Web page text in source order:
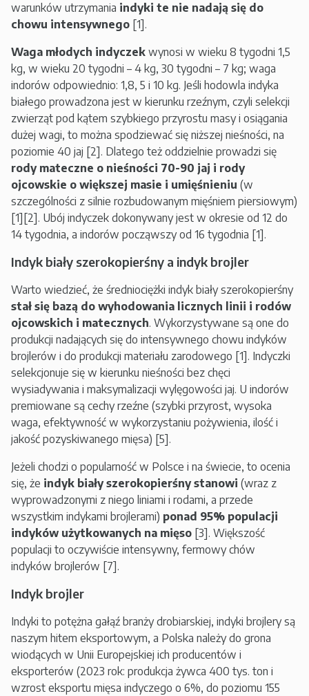
warunków utrzymania indyki te nie nadają się do
chowu intensywnego [1].
Waga młodych indyczek wynosi w wieku 8 tygodni 1,5
kg, w wieku 20 tygodni – 4 kg, 30 tygodni – 7 kg; waga
indorów odpowiednio: 1,8, 5 i 10 kg. Jeśli hodowla indyka
białego prowadzona jest w kierunku rzeźnym, czyli selekcji
zwierząt pod kątem szybkiego przyrostu masy i osiągania
dużej wagi, to można spodziewać się niższej nieśności, na
poziomie 40 jaj [2]. Dlatego też oddzielnie prowadzi się
rody mateczne o nieśności 70-90 jaj i rody
ojcowskie o większej masie i umięśnieniu (w
szczególności z silnie rozbudowanym mięśniem piersiowym)
[1][2]. Ubój indyczek dokonywany jest w okresie od 12 do
14 tygodnia, a indorów począwszy od 16 tygodnia [1].
Indyk biały szerokopierśny a indyk brojler
Warto wiedzieć, że średniociężki indyk biały szerokopierśny
stał się bazą do wyhodowania licznych linii i rodów
ojcowskich i matecznych. Wykorzystywane są one do
produkcji nadających się do intensywnego chowu indyków
brojlerów i do produkcji materiału zarodowego [1]. Indyczki
selekcjonuje się w kierunku nieśności bez chęci
wysiadywania i maksymalizacji wylęgowości jaj. U indorów
premiowane są cechy rzeźne (szybki przyrost, wysoka
waga, efektywność w wykorzystaniu pożywienia, ilość i
jakość pozyskiwanego mięsa) [5].
Jeżeli chodzi o popularność w Polsce i na świecie, to ocenia
się, że indyk biały szerokopierśny stanowi (wraz z
wyprowadzonymi z niego liniami i rodami, a przede
wszystkim indykami brojlerami) ponad 95% populacji
indyków użytkowanych na mięso [3]. Większość
populacji to oczywiście intensywny, fermowy chów
indyków brojlerów [7].
Indyk brojler
Indyki to potężna gałąź branży drobiarskiej, indyki brojlery są
naszym hitem eksportowym, a Polska należy do grona
wiodących w Unii Europejskiej ich producentów i
eksporterów (2023 rok: produkcja żywca 400 tys. ton i
wzrost eksportu mięsa indyczego o 6%, do poziomu 155